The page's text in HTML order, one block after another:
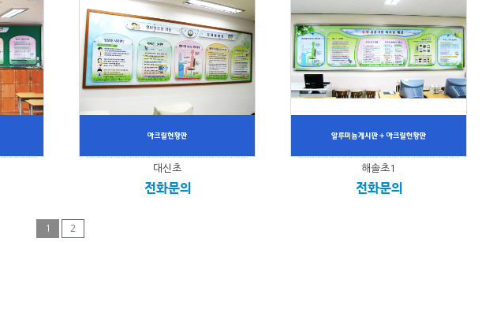
대신초
전화문의
해솔초1
전화문의
1 2